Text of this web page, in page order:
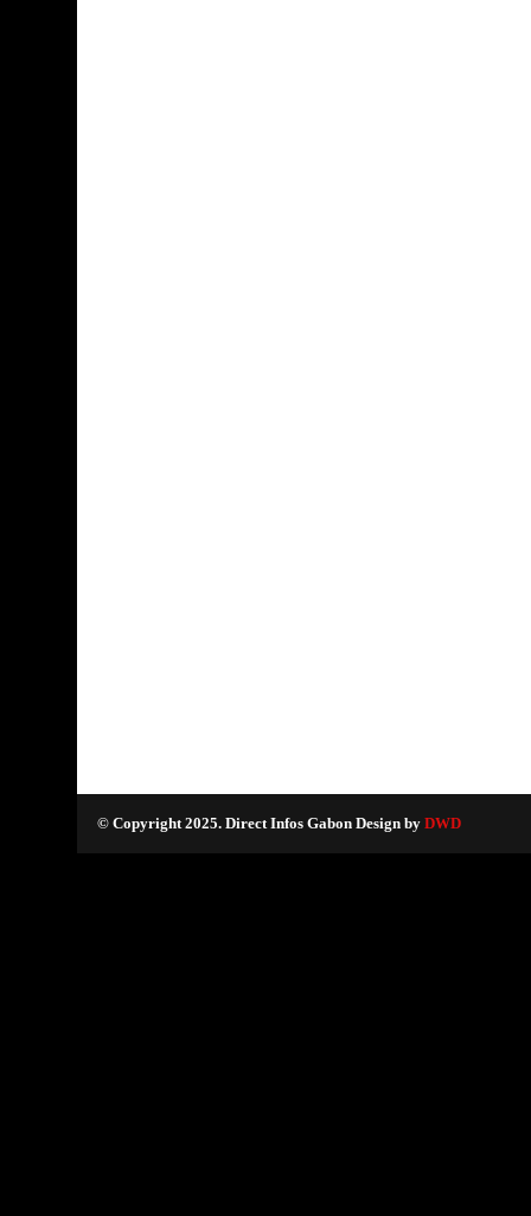
© Copyright 2025. Direct Infos Gabon Design by DWD